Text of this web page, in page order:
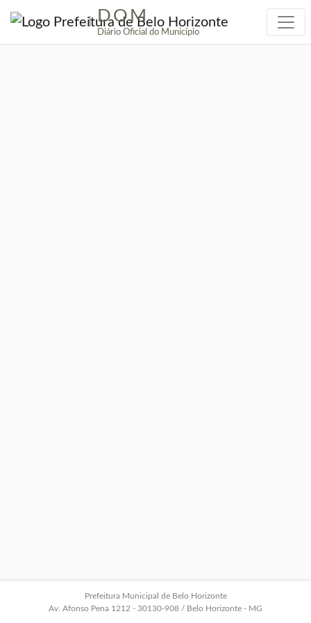
| DOM
Diário Oficial do Município
Prefeitura Municipal de Belo Horizonte
Av. Afonso Pena 1212 - 30130-908 / Belo Horizonte - MG